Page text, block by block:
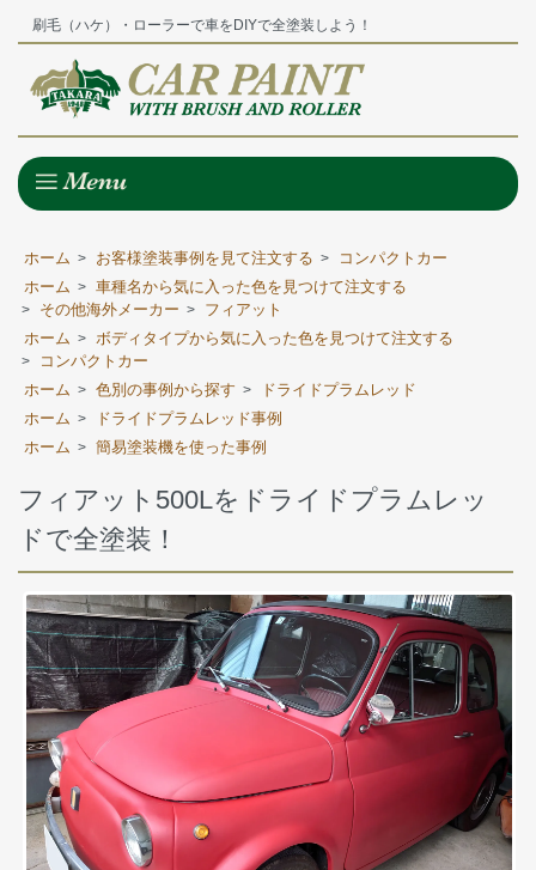
刷毛（ハケ）・ローラーで車をDIYで全塗装しよう！
ホーム > お客様塗装事例を見て注文する >
コンパクトカー
ホーム > 車種名から気に入った色を見つけて注文する
> その他海外メーカー >
フィアット
ホーム > ボディタイプから気に入った色を見つけて注文する
>
コンパクトカー
ホーム > 色別の事例から探す >
ドライドプラムレッド
ホーム >
ドライドプラムレッド事例
ホーム > 簡易塗装機を使った事例
フィアット500Lをドライドプラムレッ
ドで全塗装！